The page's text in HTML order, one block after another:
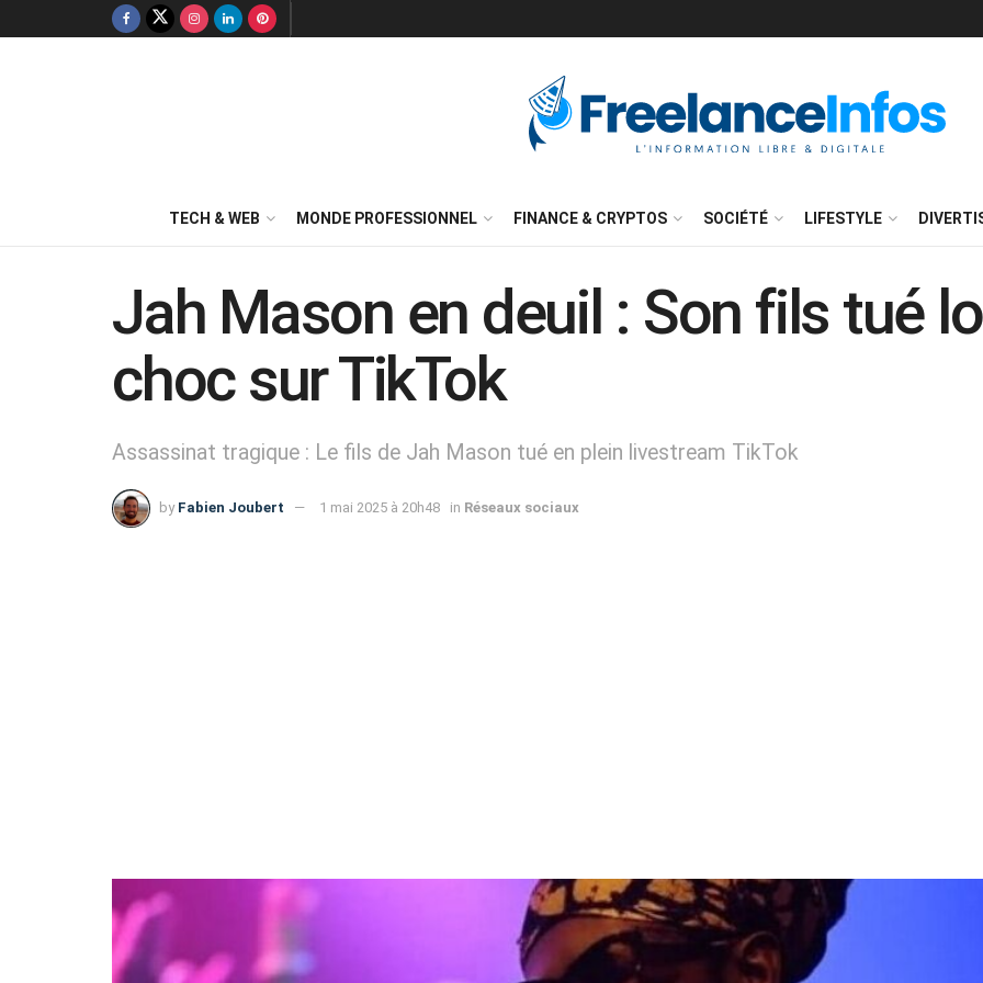
TECH & WEB MONDE PROFESSIONNEL FINANCE & CRYPTOS SOCIÉTÉ LIFESTYLE
Jah Mason en deuil : Son fils tué
choc sur TikTok
Assassinat tragique : Le fils de Jah Mason tué en plein livestream TikTok
by Fabien Joubert 1 mai 2025 à 20h48 in Réseaux sociaux